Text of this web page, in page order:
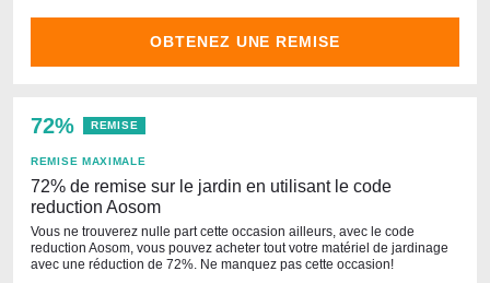
OBTENEZ UNE REMISE
72% REMISE
REMISE MAXIMALE
72% de remise sur le jardin en utilisant le code
reduction Aosom
Vous ne trouverez nulle part cette occasion ailleurs, avec le code
reduction Aosom, vous pouvez acheter tout votre matériel de jardinage
avec une réduction de 72%. Ne manquez pas cette occasion!